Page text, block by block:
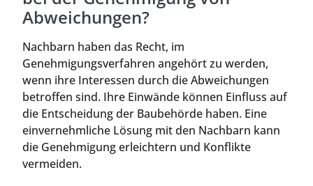
Abweichungen?
Nachbarn haben das Recht, im
Genehmigungsverfahren angehört zu werden,
wenn ihre Interessen durch die Abweichungen
betroffen sind. Ihre Einwände können Einfluss auf
die Entscheidung der Baubehörde haben. Eine
einvernehmliche Lösung mit den Nachbarn kann
die Genehmigung erleichtern und Konflikte
vermeiden.